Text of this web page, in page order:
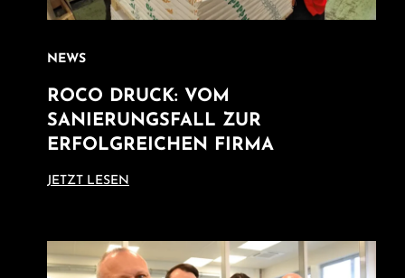
NEWS
ROCO DRUCK: VOM
SANIERUNGSFALL ZUR
ERFOLGREICHEN FIRMA
JETZT LESEN